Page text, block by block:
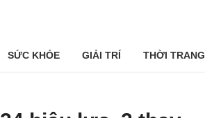
SỨC KHỎE GIẢI TRÍ THỜI TRANG